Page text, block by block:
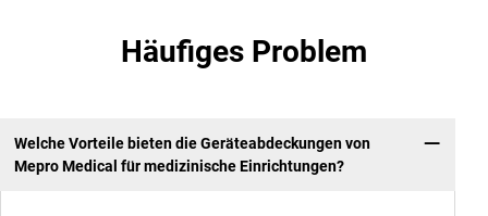
Häufiges Problem
Welche Vorteile bieten die Geräteabdeckungen von
Mepro Medical für medizinische Einrichtungen?